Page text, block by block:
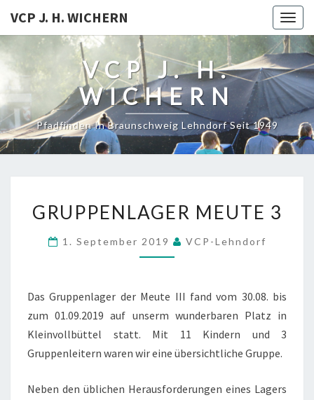
VCP J. H. WICHERN
VCP J. H.
WICHERN
Pfadfinden In Braunschweig Lehndorf Seit 1949
MEUTE
GRUPPENLAGER MEUTE 3
1. September 2019 VCP-Lehndorf
Das Gruppenlager der Meute III fand vom 30.08. bis
zum 01.09.2019 auf unserm wunderbaren Platz in
Kleinvollbüttel statt. Mit 11 Kindern und 3
Gruppenleitern waren wir eine übersichtliche Gruppe.
Neben den üblichen Herausforderungen eines Lagers